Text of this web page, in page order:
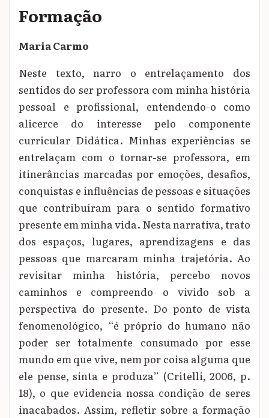
Formação
Maria Carmo
Neste texto, narro o entrelaçamento dos
sentidos do ser professora com minha história
pessoal e profissional, entendendo-o como
alicerce do interesse pelo componente
curricular Didática. Minhas experiências se
entrelaçam com o tornar-se professora, em
itinerâncias marcadas por emoções, desafios,
conquistas e influências de pessoas e situações
que contribuíram para o sentido formativo
presente em minha vida. Nesta narrativa, trato
dos espaços, lugares, aprendizagens e das
pessoas que marcaram minha trajetória. Ao
revisitar minha história, percebo novos
caminhos e compreendo o vivido sob a
perspectiva do presente. Do ponto de vista
fenomenológico, “é próprio do humano não
poder ser totalmente consumado por esse
mundo em que vive, nem por coisa alguma que
ele pense, sinta e produza” (Critelli, 2006, p.
18), o que evidencia nossa condição de seres
inacabados. Assim, refletir sobre a formação